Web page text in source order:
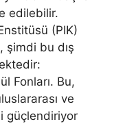
edilebilir.
(PIK)
şimdi bu dış
Fonları. Bu,
ve
güçlendiriyor